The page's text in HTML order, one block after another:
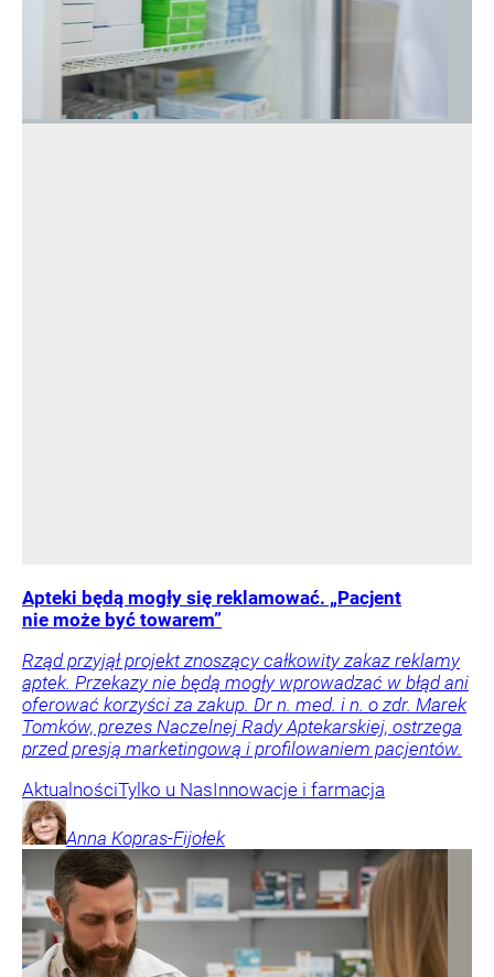
Apteki będą mogły się reklamować. „Pacjent
nie może być towarem”
Rząd przyjął projekt znoszący całkowity zakaz reklamy
aptek. Przekazy nie będą mogły wprowadzać w błąd ani
oferować korzyści za zakup. Dr n. med. i n. o zdr. Marek
Tomków, prezes Naczelnej Rady Aptekarskiej, ostrzega
przed presją marketingową i profilowaniem pacjentów.
AktualnościTylko u NasInnowacje i farmacja
Anna Kopras-Fijołek